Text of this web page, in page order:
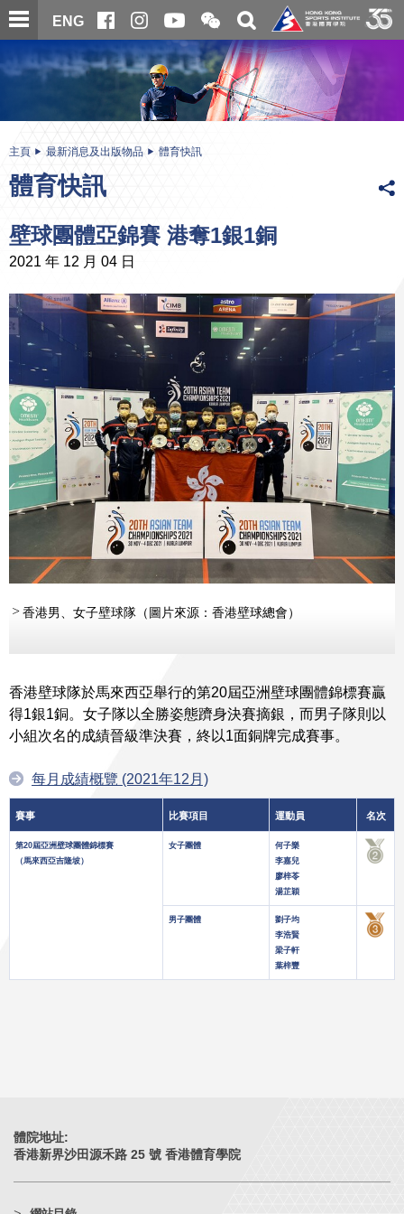
跳
至
內
ENG
開
合
微
信
二
維
碼
關
搜
尋
内
主頁 最新消息及出版物品 體育快訊
體育快訊
壁球團體亞錦賽 港奪1銀1銅
2021 年 12 月 04 日
香港男、女子壁球隊（圖片來源：香港壁球總會）
香港壁球隊於馬來西亞舉行的第20屆亞洲壁球團體錦標賽贏
得1銀1銅。女子隊以全勝姿態躋身決賽摘銀，而男子隊則以
小組次名的成績晉級準決賽，終以1面銅牌完成賽事。
每月成績概覽 (2021年12月)
賽事 比賽項目 運動員 名次
第20屆亞洲壁球團體錦標賽
（馬來西亞吉隆坡）
女子團體
何子樂
李嘉兒
廖梓苓
湯芷穎
男子團體
劉子均
李浩賢
梁子軒
葉梓豐
體院地址:
香港新界沙田源禾路 25 號 香港體育學院